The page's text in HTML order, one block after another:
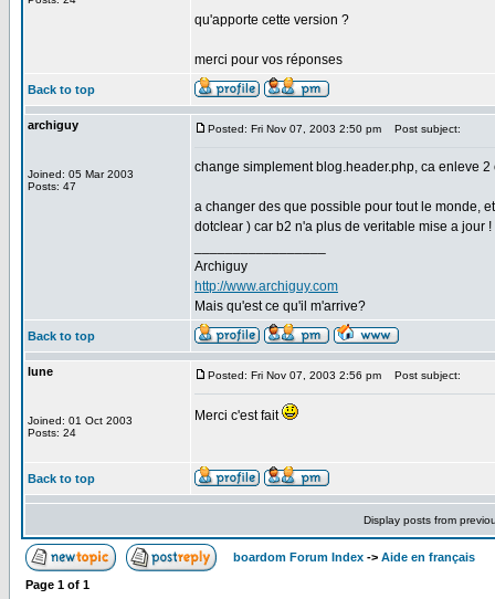
qu'apporte cette version ?
merci pour vos réponses
Back to top
archiguy
Joined: 05 Mar 2003
Posts: 47
Posted: Fri Nov 07, 2003 2:50 pm Post subject:
change simplement blog.header.php, ca enleve
a changer des que possible pour tout le monde,
dotclear ) car b2 n'a plus de veritable mise a jour !
Archiguy
http://www.archiguy.com
Mais qu'est ce qu'il m'arrive?
Back to top
lune
Joined: 01 Oct 2003
Posts: 24
Posted: Fri Nov 07, 2003 2:56 pm Post subject:
Merci c'est fait
Back to top
Display posts from
boardom Forum Index -> Aide en français
Page 1 of 1